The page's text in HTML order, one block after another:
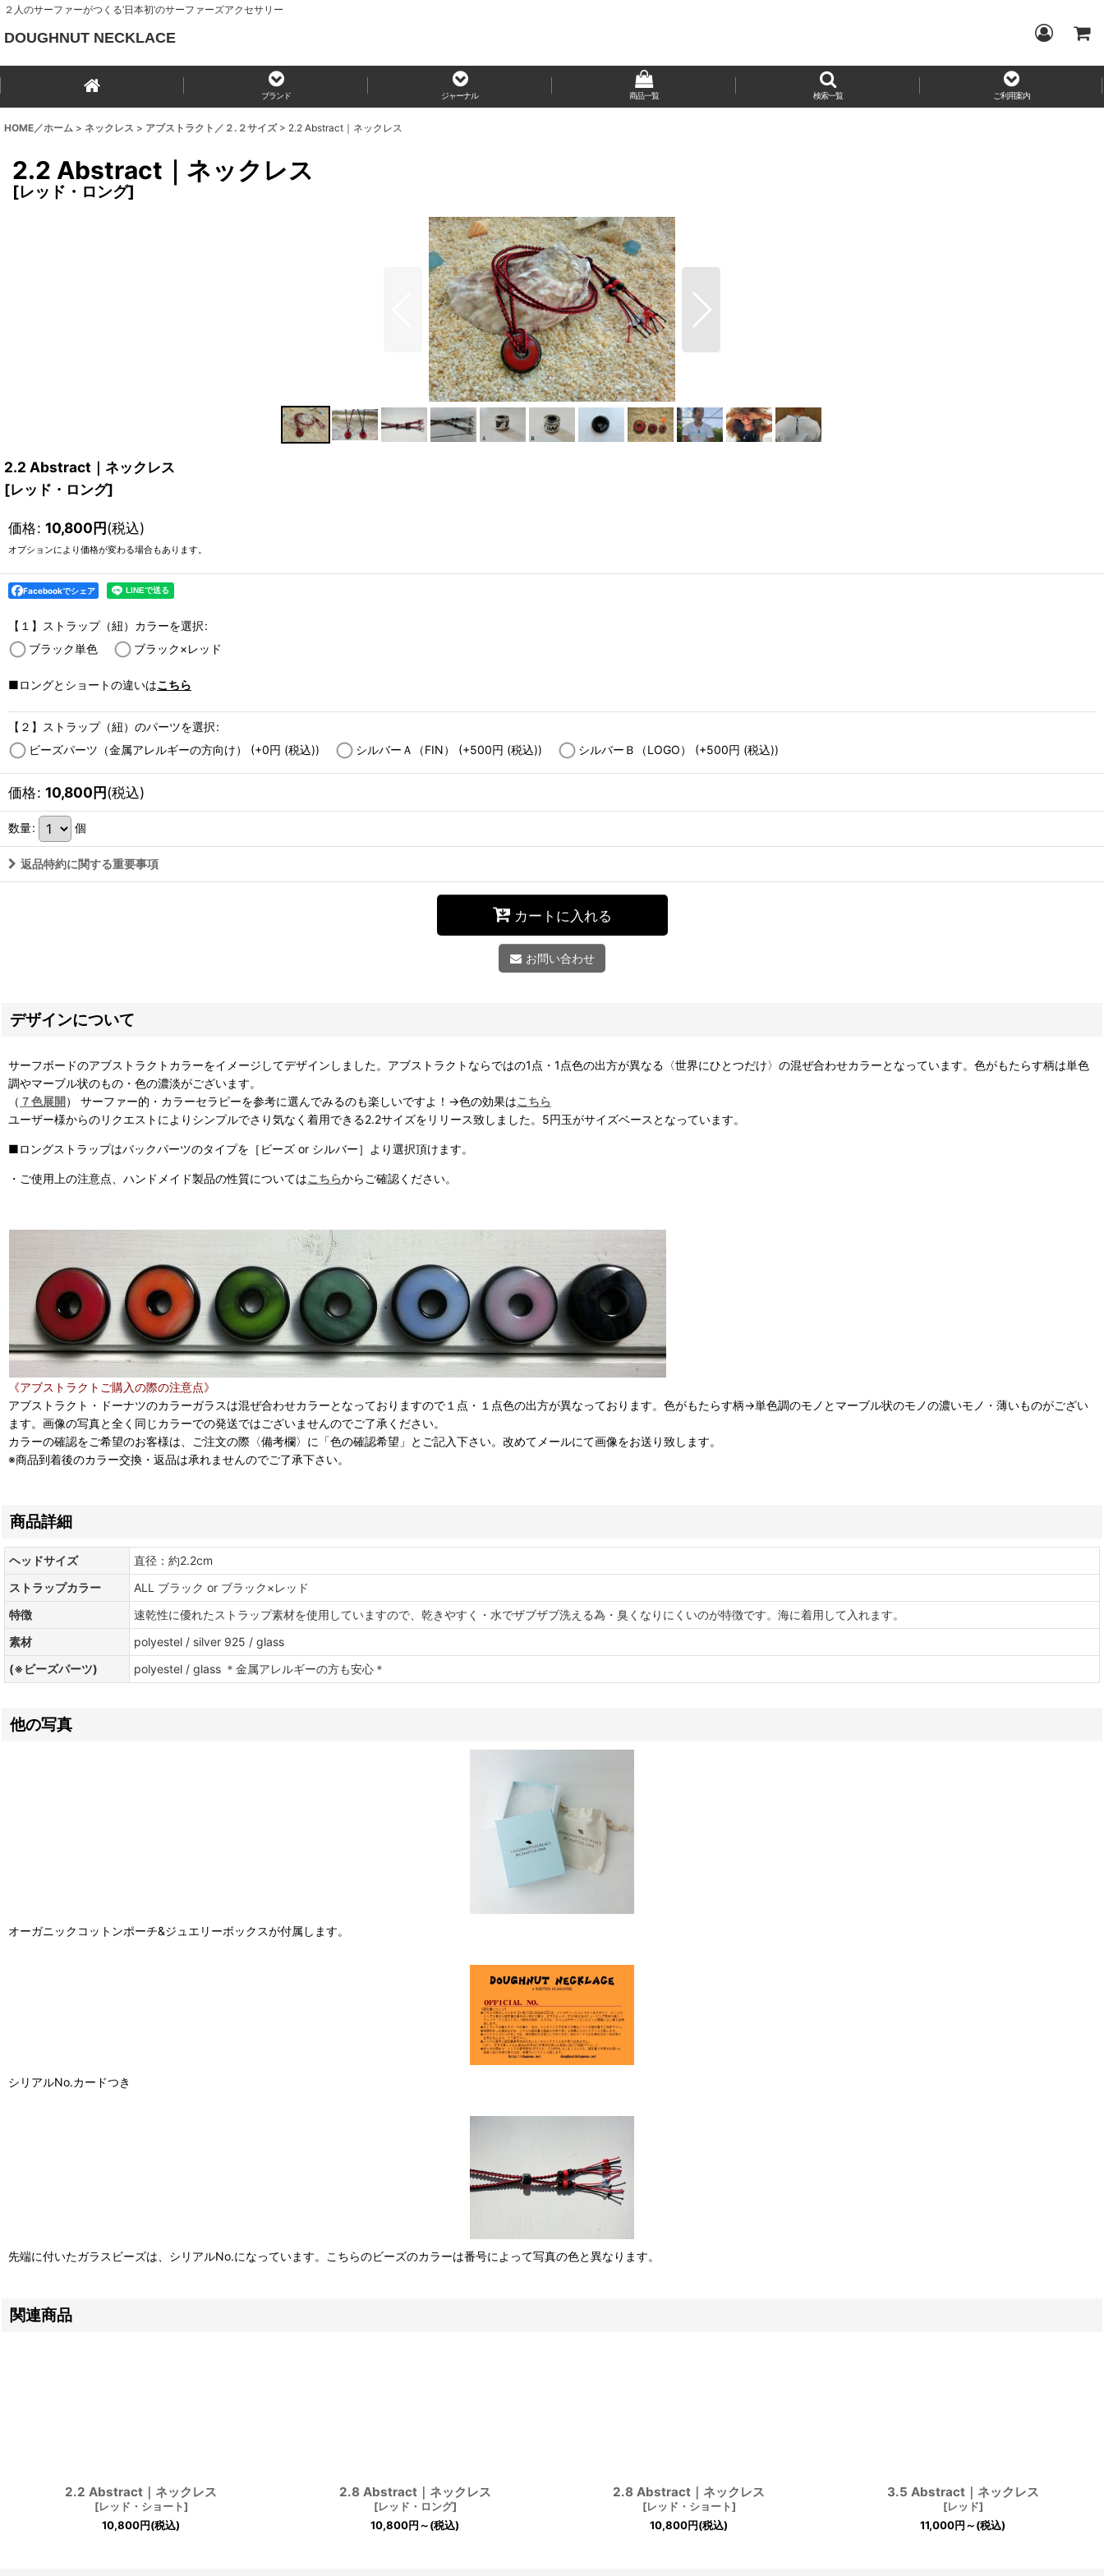
２人のサーファーがつくる‘日本初’のサーファーズアクセサリー
DOUGHNUT NECKLACE
ブランド ジャーナル 商品一覧 検索一覧 ご利用案内
HOME／ホーム > ネックレス > アブストラクト／２.２サイズ > 2.2 Abstract｜ネックレス
2.2 Abstract｜ネックレス
[レッド・ロング]
2.2 Abstract｜ネックレス
[レッド・ロング]
価格: 10,800円(税込)
オプションにより価格が変わる場合もあります。
Facebookでシェア
【１】ストラップ（紐）カラーを選択:
ブラック単色
ブラック×レッド
■ロングとショートの違いはこちら
【２】ストラップ（紐）のパーツを選択:
ビーズパーツ（金属アレルギーの方向け） (+0円 (税込)) シルバーＡ（FIN） (+500円 (税込)) シルバーＢ（LOGO） (+500円 (税込))
価格: 10,800円(税込)
数量: 個
返品特約に関する重要事項
カートに入れる
お問い合わせ
デザインについて
サーフボードのアブストラクトカラーをイメージしてデザインしました。アブストラクトならではの1点・1点色の出方が異なる〈世界にひとつだけ〉の混ぜ合わせカラーとなっています。 色がもたらす柄は単色
調やマーブル状のもの・ 色の濃淡がございます。
（ ７色展開） サーファー的・カラーセラピーを参考に選んでみるのも楽しいですよ！→色の効果はこちら
ユーザー様からのリクエストによりシンプルでさり気なく着用できる2.2サイズをリリース致しました。5円玉がサイズベースとなっています。
■ロングストラップはバックパーツのタイプを［ビーズ or シルバー］より選択頂けます。
・ご使用上の注意点、ハンドメイド製品の性質についてはこちらからご確認ください。
《アブストラクトご購入の際の注意点》
アブストラクト・ドーナツのカラーガラスは混ぜ合わせカラーとなっておりますので１点・１点色の出方が異なっております。色がもたらす柄→単色調のモノとマーブル状のモノの濃いモノ・薄いものがござい
ます。画像の写真と全く同じカラーでの発送ではございませんのでご了承ください。
カラーの確認をご希望のお客様は、ご注文の際〈備考欄〉に「色の確認希望」とご記入下さい。改めてメールにて画像をお送り致します。
※商品到着後のカラー交換・返品は承れませんのでご了承下さい。
商品詳細
ヘッドサイズ
直径：約2.2cm
ストラップカラー
ALL ブラック or ブラック×レッド
特徴
速乾性に優れたストラップ素材を使用していますので、乾きやすく・水でザブザブ洗える為・臭くなりにくいのが特徴です。海に着用して入れます。
素材
polyestel / silver 925 / glass
(※ビーズパーツ)
polyestel / glass ＊金属アレルギーの方も安心＊
他の写真
オーガニックコットンポーチ&ジュエリーボックスが付属します。
シリアルNo.カードつき
先端に付いたガラスビーズは、シリアルNo.になっています。こちらのビーズのカラーは番号によって写真の色と異なります。
関連商品
2.2 Abstract｜ネックレス
[レッド・ショート]
10,800円(税込)
2.8 Abstract｜ネックレス
[レッド・ロング]
10,800円～(税込)
2.8 Abstract｜ネックレス
[レッド・ショート]
10,800円(税込)
3.5 Abstract｜ネックレス
[レッド]
11,000円～(税込)